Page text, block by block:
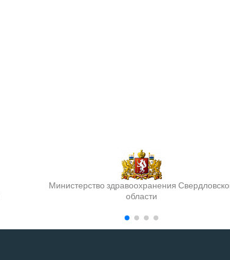
Министерство здравоохранения
области